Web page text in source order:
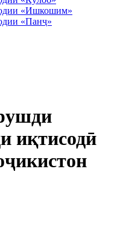
«Ишкошим»
«Панҷ»
иқтисодӣ